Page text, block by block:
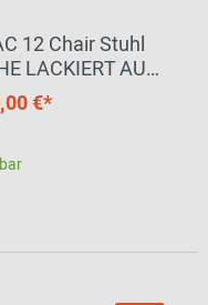
12 Chair Stuhl
LACKIERT AUF
Hay
€*